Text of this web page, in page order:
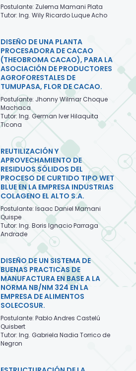
Postulante: Zulema Mamani Plata
Tutor: Ing. Wily Ricardo Luque Acho
DISEÑO DE UNA PLANTA
PROCESADORA DE CACAO
(THEOBROMA CACAO), PARA LA
ASOCIACIÓN DE PRODUCTORES
AGROFORESTALES DE
TUMUPASA, FLOR DE CACAO.
Postulante: Jhonny Wilmar Choque
Machaca
Tutor: Ing. German Iver Hilaquita
Ticona
REUTILIZACIÓN Y
APROVECHAMIENTO DE
RESIDUOS SÓLIDOS DEL
PROCESO DE CURTIDO TIPO WET
BLUE EN LA EMPRESA INDUSTRIAS
COLAGENO EL ALTO S.A.
Postulante: Isaac Daniel Mamani
Quispe
Tutor: Ing. Boris Ignacio Parraga
Andrade
DISEÑO DE UN SISTEMA DE
BUENAS PRACTICAS DE
MANUFACTURA EN BASE A LA
NORMA NB/NM 324 EN LA
EMPRESA DE ALIMENTOS
SOLECOSUR.
Postulante: Pablo Andres Castelú
Quisbert
Tutor: Ing. Gabriela Nadia Torrico de
Negron